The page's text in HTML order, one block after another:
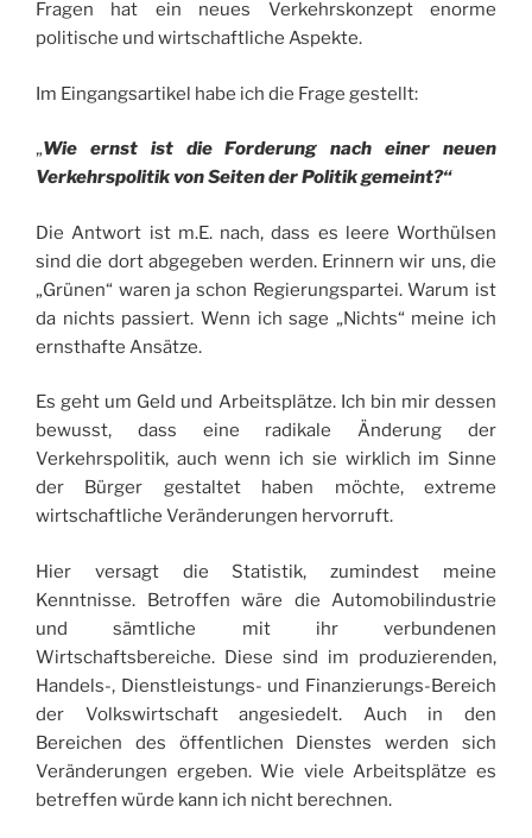
Fragen hat ein neues Verkehrskonzept enorme
politische und wirtschaftliche Aspekte.
Im Eingangsartikel habe ich die Frage gestellt:
„Wie ernst ist die Forderung nach einer neuen
Verkehrspolitik von Seiten der Politik gemeint?“
Die Antwort ist m.E. nach, dass es leere Worthülsen
sind die dort abgegeben werden. Erinnern wir uns, die
„Grünen“ waren ja schon Regierungspartei. Warum ist
da nichts passiert. Wenn ich sage „Nichts“ meine ich
ernsthafte Ansätze.
Es geht um Geld und Arbeitsplätze. Ich bin mir dessen
bewusst, dass eine radikale Änderung der
Verkehrspolitik, auch wenn ich sie wirklich im Sinne
der Bürger gestaltet haben möchte, extreme
wirtschaftliche Veränderungen hervorruft.
Hier versagt die Statistik, zumindest meine
Kenntnisse. Betroffen wäre die Automobilindustrie
und sämtliche mit ihr verbundenen
Wirtschaftsbereiche. Diese sind im produzierenden,
Handels-, Dienstleistungs- und Finanzierungs-Bereich
der Volkswirtschaft angesiedelt. Auch in den
Bereichen des öffentlichen Dienstes werden sich
Veränderungen ergeben. Wie viele Arbeitsplätze es
betreffen würde kann ich nicht berechnen.